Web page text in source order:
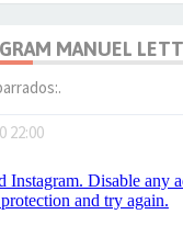
MANUEL
22:00